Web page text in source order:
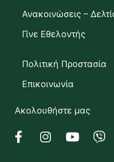
Ανακοινώσεις –
Γίνε Εθελοντής
Πολιτική Προστασία
Επικοινωνία
Ακολουθήστε μας